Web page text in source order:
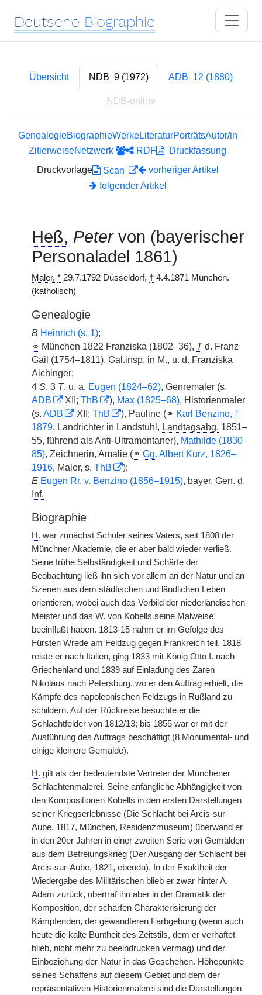
Deutsche Biographie
Übersicht NDB 9 (1972) ADB 12 (1880)
NDB-online
GenealogieBiographieWerkeLiteraturPorträtsAutor/in
ZitierweiseNetzwerk RDF
Druckfassung
Druckvorlage
Scan
vorheriger Artikel
folgender Artikel
Heß, Petervon (bayerischer
Personaladel 1861)
Maler, * 29.7.1792 Düsseldorf, † 4.4.1871 München.
(katholisch)
Genealogie
B Heinrich (s. 1);
⚭ München 1822 Franziska (1802–36), Td. Franz
Gail (1754–1811), Gal.insp. in M., u. d. Franziska
Aichinger;
4 S, 3 T, u. a. Eugen (1824–62), Genremaler (s.
ADB
XII; ThB ), Max (1825–68), Historienmaler
(s. ADB XII; ThB ), Pauline (⚭ Karl Benzino, †
1879, Landrichter in Landstuhl, Landtagsabg. 1851–
55, führend als Anti-Ultramontaner), Mathilde (1830–
85), Zeichnerin, Amalie (⚭ Gg. Albert Kurz, 1826–
1916, Maler, s. ThB
);
E Eugen Rr. v. Benzino (1856–1915), bayer. Gen. d.
Inf.
Biographie
H. war zunächst Schüler seines Vaters, seit 1808 der
Münchner Akademie, die er aber bald wieder verließ.
Seine frühe Selbständigkeit und Schärfe der
Beobachtung ließ ihn sich vor allem an der Natur und an
Szenen aus dem städtischen und ländlichen Leben
orientieren, wobei auch das Vorbild der niederländischen
Meister und das W. von Kobells seine Malweise
beeinflußt haben. 1813-15 nahm er im Gefolge des
Fürsten Wrede am Feldzug gegen Frankreich teil, 1818
reiste er nach Italien, ging 1833 mit König Otto I. nach
Griechenland und 1839 auf Einladung des Zaren
Nikolaus nach Petersburg, wo er den Auftrag erhielt, die
Kämpfe des napoleonischen Feldzugs in Rußland zu
schildern. Auf der Rückreise besuchte er die
Schlachtfelder von 1812/13; bis 1855 war er mit der
Ausführung des Auftrags beschäftigt (8 Monumental- und
einige kleinere Gemälde).
H. gilt als der bedeutendste Vertreter der Münchener
Schlachtenmalerei. Seine anfängliche Abhängigkeit von
den Kompositionen Kobells in den ersten Darstellungen
seiner Kriegserlebnisse (Die Schlacht bei Arcis-sur-
Aube, 1817, München, Residenzmuseum) überwand er
in den 20er Jahren in einer zweiten Serie von Gemälden
aus dem Befreiungskrieg (Der Ausgang der Schlacht bei
Arcis-sur-Aube, 1821, ebenda). In der Exaktheit der
Wiedergabe des Militärischen blieb er zwar hinter A.
Adam zurück, übertraf ihn aber in der Dramatik der
Komposition, der scharfen Charakterisierung der
Kämpfenden, der gewandteren Farbgebung (wenn auch
heute die kalte Buntheit des Zeitstils, dem er verhaftet
blieb, nicht mehr zu beeindrucken vermag) und der
Einbeziehung der Natur in das Geschehen. Höhepunkte
seines Schaffens auf diesem Gebiet und dem der
repräsentativen Historienmalerei sind die Darstellungen